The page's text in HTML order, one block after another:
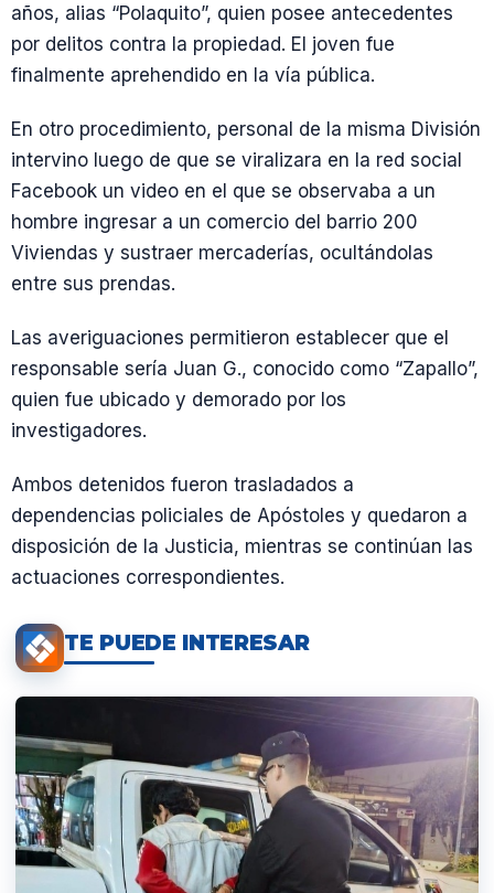
años, alias “Polaquito”, quien posee antecedentes
por delitos contra la propiedad. El joven fue
finalmente aprehendido en la vía pública.
En otro procedimiento, personal de la misma División
intervino luego de que se viralizara en la red social
Facebook un video en el que se observaba a un
hombre ingresar a un comercio del barrio 200
Viviendas y sustraer mercaderías, ocultándolas
entre sus prendas.
Las averiguaciones permitieron establecer que el
responsable sería Juan G., conocido como “Zapallo”,
quien fue ubicado y demorado por los
investigadores.
Ambos detenidos fueron trasladados a
dependencias policiales de Apóstoles y quedaron a
disposición de la Justicia, mientras se continúan las
actuaciones correspondientes.
TE PUEDE INTERESAR